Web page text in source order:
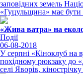
заповідних земель
«Гуцульщина» має
«Жива ватра» на
Події
06-08-2018
У серпні «Кіноклуб на
похідному рюкзаку до
селі Яворів,